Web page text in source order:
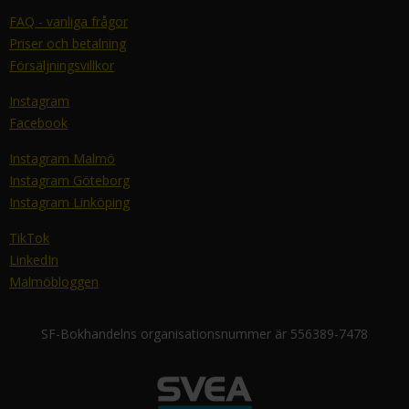
FAQ - vanliga frågor
Priser och betalning
Försäljningsvillkor
Instagram
Facebook
Instagram Malmö
Instagram Göteborg
Instagram Linköping
TikTok
LinkedIn
Malmöbloggen
SF-Bokhandelns organisationsnummer är 556389-7478